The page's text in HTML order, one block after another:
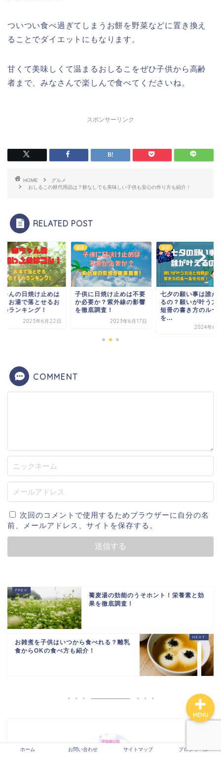
ついつい食べ過ぎてしまうお餅を野菜などに置き換え
ることでダイエットにもなります。
甘くて美味しくて温まるおしるこをぜひ子供から高齢
者まで、みなさんで楽しんで食べてくださいね。
スポンサーリンク
HOME
グルメ
おしるこの餅代用品は？餅なしでも美味しい子供も安心の作り方も紹介！
RELATED POST
ゃんの日焼け止めは
！お湯で落とせるお
めランキング！
2023年6月22日
娯楽
子供に日焼け止めは不要
か必要か？紫外線の影響
を徹底調査！
2023年6月17日
娯楽
七夕の願い事は誰が
るの？願いが叶う方
短冊の書き方のルー
を...
2024年6
COMMENT
次回のコメントで使用するためブラウザーに自分の名
前、メールアドレス、サイトを保存する。
蕎麦湯の効能のうそホント！栄養素と効
果を徹底調査！
お雑煮を子供はいつから食べれる？離乳
食からOKの食べ方も紹介！
ホーム お問い合わせ サイトマップ プロフィール
MENU
お問い合わせ
プライバシーポリシー